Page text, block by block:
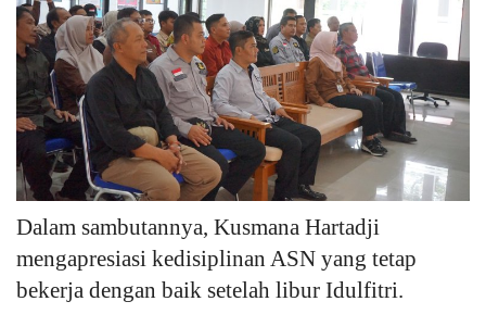
Dalam sambutannya, Kusmana Hartadji
mengapresiasi kedisiplinan ASN yang tetap
bekerja dengan baik setelah libur Idulfitri.